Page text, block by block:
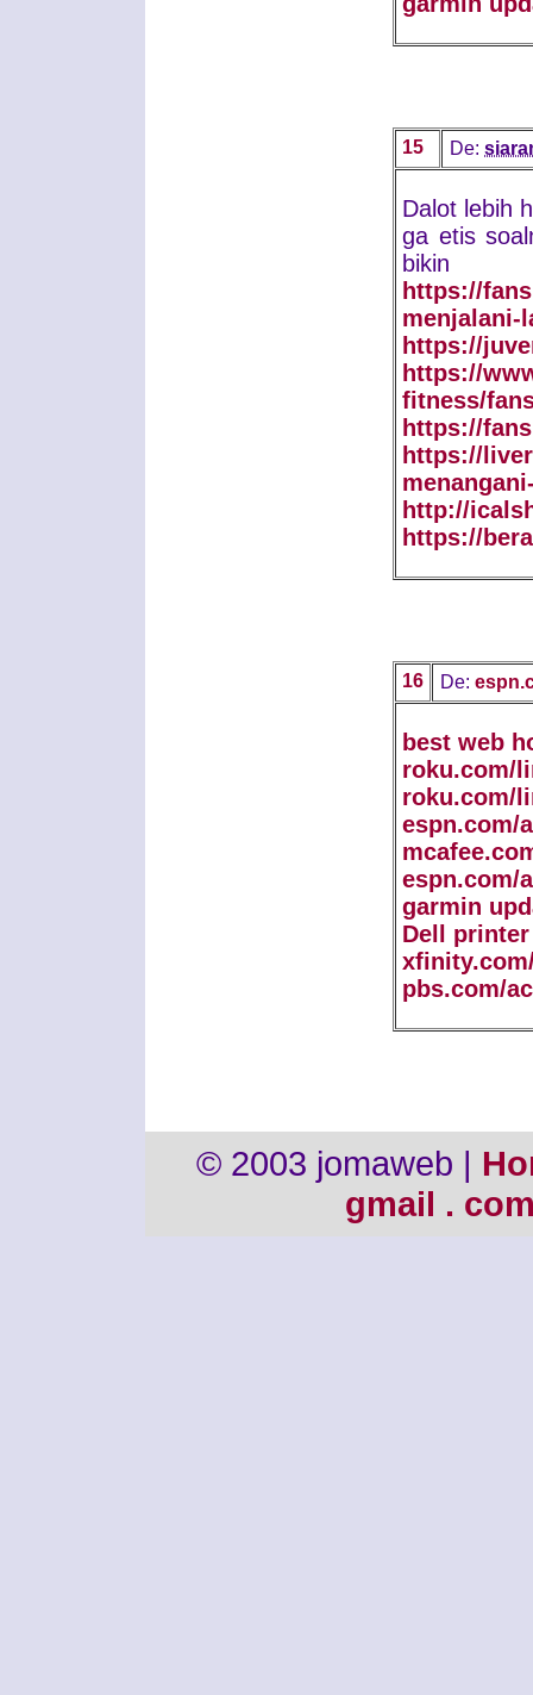
15 De:
Dalot lebih
ga etis
bikin
https://
menjalani-
https://
https://
fitness/
https://
https://
http://
https://
16 De:
best web
roku.com/
roku.com/
espn.com/
espn.com/
garmin
Dell
pbs.com/
© 2003 jomaweb |
gmail .